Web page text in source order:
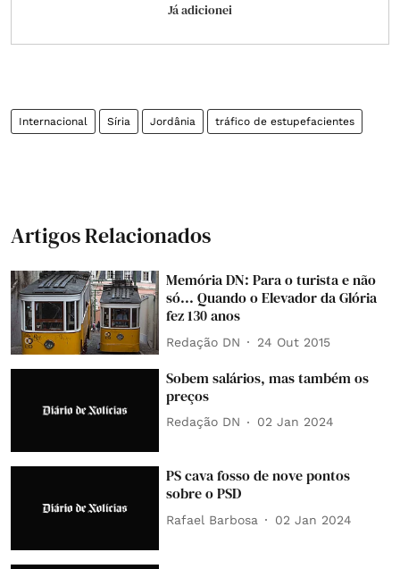
Já adicionei
Internacional Síria Jordânia tráfico de estupefacientes
Artigos Relacionados
Memória DN: Para o turista e não
só... Quando o Elevador da Glória
fez 130 anos
Redação DN 24 Out 2015
Sobem salários, mas também os
preços
Redação DN 02 Jan 2024
PS cava fosso de nove pontos
sobre o PSD
Rafael Barbosa 02 Jan 2024